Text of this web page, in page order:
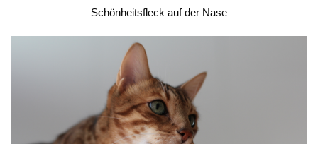
Schönheitsfleck auf der Nase